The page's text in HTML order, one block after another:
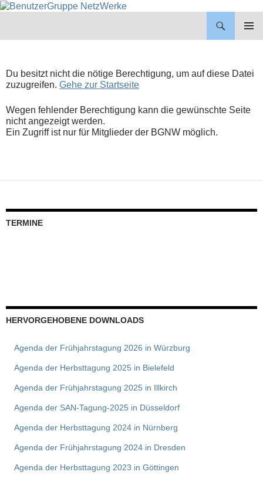
Du besitzt nicht die nötige Berechtigung, um auf diese Datei
zuzugreifen. Gehe zur Startseite
Wegen fehlender Berechtigung kann die gewünschte Seite
nicht angezeigt werden.
Ein Zugriff ist nur für Mitglieder der BGNW möglich.
TERMINE
HERVORGEHOBENE DOWNLOADS
Agenda der Frühjahrstagung 2026 in Würzburg
Agenda der Herbsttagung 2025 in Bielefeld
Agenda der Frühjahrstagung 2025 in Illkirch
Agenda der SAN-Tagung-2025 in Düsseldorf
Agenda der Herbsttagung 2024 in Nürnberg
Agenda der Frühjahrstagung 2024 in Dresden
Agenda der Herbsttagung 2023 in Göttingen